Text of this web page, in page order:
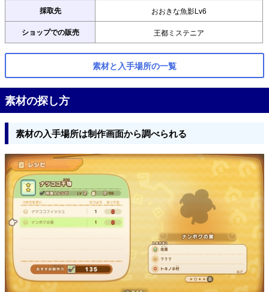
採取先 おおきな魚影Lv6
ショップでの販売 王都ミステニア
素材と入手場所の一覧
素材の探し方
素材の入手場所は制作画面から調べられる